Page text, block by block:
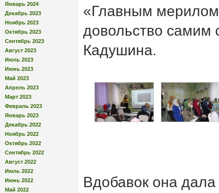
Январь 2024
Декабрь 2023
Ноябрь 2023
Октябрь 2023
Сентябрь 2023
Август 2023
Июль 2023
Июнь 2023
Май 2023
Апрель 2023
Март 2023
Февраль 2023
Январь 2023
Декабрь 2022
Ноябрь 2022
Октябрь 2022
Сентябрь 2022
Август 2022
Июль 2022
Июнь 2022
Май 2022
«Главным мерилом
довольство
Кадушина.
Вдобавок она